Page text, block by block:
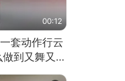
00:12
套动作行云
到又舞又武